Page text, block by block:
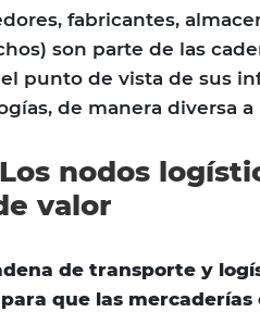
fabricantes,
son parte de las
punto de vista de sus
de manera diversa
Los nodos
valor
de transporte y
que las